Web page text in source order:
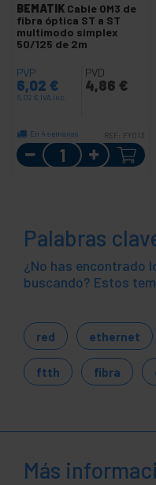
BEMATIK Cable OM3 de
fibra óptica ST a ST
multimodo simplex
50/125 de 2m
PVP
6,02 €
6,02 € IVA inc.
PVD
4,86 €
En 4 semanas REF: FY013
Cantidad
Palabras
¿No has encontrado
buscando? Estos
red ethernet
ftth fibra
Más